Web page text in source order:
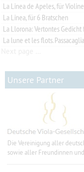
La Linea de Apeles, für
La Linea, für 6 Bratschen
La Llorona: Vertontes
La lune et les flots.
Unsere Partner
Die Vereinigung aller
sowie aller Freundinnen